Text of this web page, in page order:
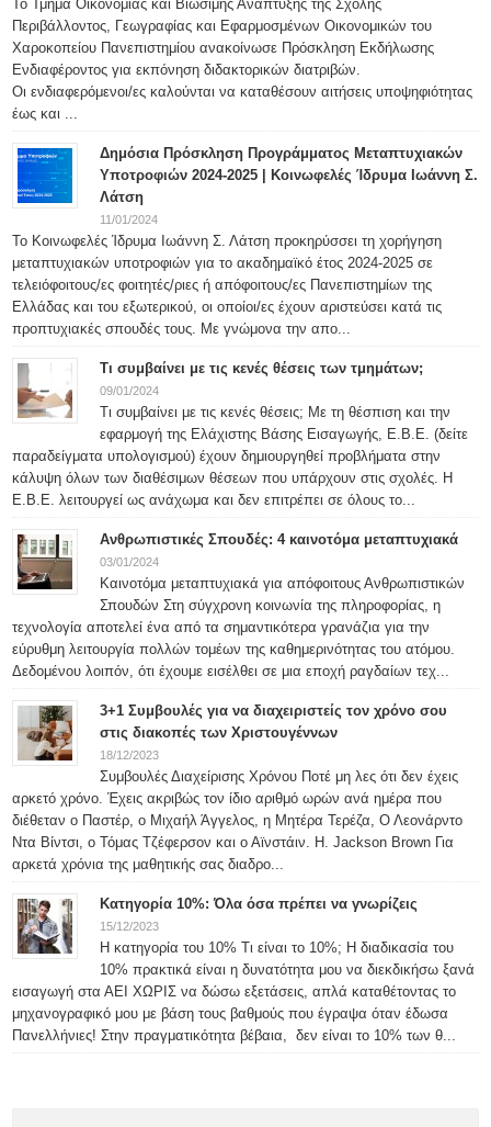
Το Τμήμα Οικονομίας και Βιώσιμης Ανάπτυξης της Σχολής
Περιβάλλοντος, Γεωγραφίας και Εφαρμοσμένων Οικονομικών του
Χαροκοπείου Πανεπιστημίου ανακοίνωσε Πρόσκληση Εκδήλωσης
Ενδιαφέροντος για εκπόνηση διδακτορικών διατριβών.
Οι ενδιαφερόμενοι/ες καλούνται να καταθέσουν αιτήσεις υποψηφιότητας
έως και ...
Δημόσια Πρόσκληση Προγράμματος Μεταπτυχιακών
Υποτροφιών 2024-2025 | Κοινωφελές Ίδρυμα Ιωάννη Σ.
Λάτση
11/01/2024
Το Κοινωφελές Ίδρυμα Ιωάννη Σ. Λάτση προκηρύσσει τη χορήγηση
μεταπτυχιακών υποτροφιών για το ακαδημαϊκό έτος 2024-2025 σε
τελειόφοιτους/ες φοιτητές/ριες ή απόφοιτους/ες Πανεπιστημίων της
Ελλάδας και του εξωτερικού, οι οποίοι/ες έχουν αριστεύσει κατά τις
προπτυχιακές σπουδές τους. Με γνώμονα την απο...
Τι συμβαίνει με τις κενές θέσεις των τμημάτων;
09/01/2024
Τι συμβαίνει με τις κενές θέσεις; Με τη θέσπιση και την
εφαρμογή της Ελάχιστης Βάσης Εισαγωγής, Ε.Β.Ε. (δείτε
παραδείγματα υπολογισμού) έχουν δημιουργηθεί προβλήματα στην
κάλυψη όλων των διαθέσιμων θέσεων που υπάρχουν στις σχολές. Η
Ε.Β.Ε. λειτουργεί ως ανάχωμα και δεν επιτρέπει σε όλους το...
Ανθρωπιστικές Σπουδές: 4 καινοτόμα μεταπτυχιακά
03/01/2024
Καινοτόμα μεταπτυχιακά για απόφοιτους Ανθρωπιστικών
Σπουδών Στη σύγχρονη κοινωνία της πληροφορίας, η
τεχνολογία αποτελεί ένα από τα σημαντικότερα γρανάζια για την
εύρυθμη λειτουργία πολλών τομέων της καθημερινότητας του ατόμου.
Δεδομένου λοιπόν, ότι έχουμε εισέλθει σε μια εποχή ραγδαίων τεχ...
3+1 Συμβουλές για να διαχειριστείς τον χρόνο σου
στις διακοπές των Χριστουγέννων
18/12/2023
Συμβουλές Διαχείρισης Χρόνου Ποτέ μη λες ότι δεν έχεις
αρκετό χρόνο. Έχεις ακριβώς τον ίδιο αριθμό ωρών ανά ημέρα που
διέθεταν ο Παστέρ, ο Μιχαήλ Άγγελος, η Μητέρα Τερέζα, Ο Λεονάρντο
Ντα Βίντσι, ο Τόμας Τζέφερσον και ο Αϊνστάιν. H. Jackson Brown Για
αρκετά χρόνια της μαθητικής σας διαδρο...
Κατηγορία 10%: Όλα όσα πρέπει να γνωρίζεις
15/12/2023
Η κατηγορία του 10% Τι είναι το 10%; Η διαδικασία του
10% πρακτικά είναι η δυνατότητα μου να διεκδικήσω ξανά
εισαγωγή στα ΑΕΙ ΧΩΡΙΣ να δώσω εξετάσεις, απλά καταθέτοντας το
μηχανογραφικό μου με βάση τους βαθμούς που έγραψα όταν έδωσα
Πανελλήνιες! Στην πραγματικότητα βέβαια, δεν είναι το 10% των θ...